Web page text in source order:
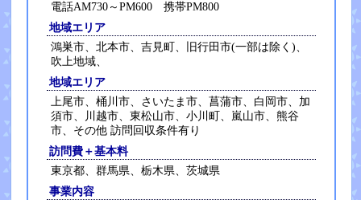
電話AM730～PM600 携帯PM800
地域エリア
鴻巣市、北本市、吉見町、旧行田市(一部は除く)、
吹上地域、
地域エリア
上尾市、桶川市、さいたま市、菖蒲市、白岡市、加
須市、川越市、東松山市、小川町、嵐山市、熊谷
市、その他 訪問回収条件有り
訪問費＋基本料
東京都、群馬県、栃木県、茨城県
事業内容